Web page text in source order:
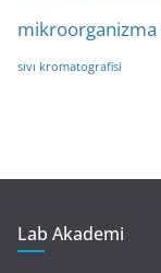
mikroorganizma
sıvı kromatografisi
Lab Akademi